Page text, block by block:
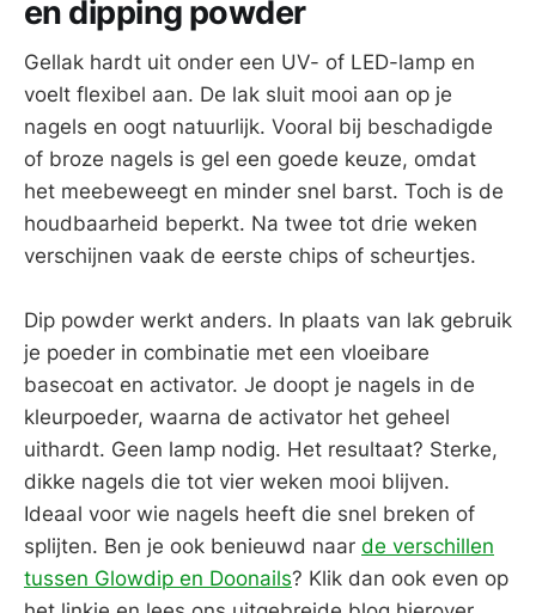
en dipping powder
Gellak hardt uit onder een UV- of LED-lamp en
voelt flexibel aan. De lak sluit mooi aan op je
nagels en oogt natuurlijk. Vooral bij beschadigde
of broze nagels is gel een goede keuze, omdat
het meebeweegt en minder snel barst. Toch is de
houdbaarheid beperkt. Na twee tot drie weken
verschijnen vaak de eerste chips of scheurtjes.
Dip powder werkt anders. In plaats van lak gebruik
je poeder in combinatie met een vloeibare
basecoat en activator. Je doopt je nagels in de
kleurpoeder, waarna de activator het geheel
uithardt. Geen lamp nodig. Het resultaat? Sterke,
dikke nagels die tot vier weken mooi blijven.
Ideaal voor wie nagels heeft die snel breken of
splijten. Ben je ook benieuwd naar de verschillen
tussen Glowdip en Doonails? Klik dan ook even op